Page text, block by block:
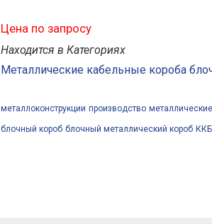
Цена по запросу
Находится в Категориях
Металлические кабельные короба
металлоконструкции производство
блочный короб блочный металлический короб ККБ